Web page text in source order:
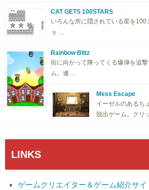
CAT GETS 100STARS
いろんな所に隠されている星を100
ョ …
Rainbow Blitz
街に向かって降ってくる爆弾を追
ム。連 …
Mess Escape
イーゼルのあるち
脱出ゲーム。クリ
LINKS
ゲームクリエイター＆ゲーム紹介サ